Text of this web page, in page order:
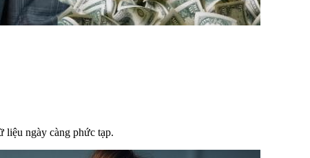
ngày càng phức tạp.